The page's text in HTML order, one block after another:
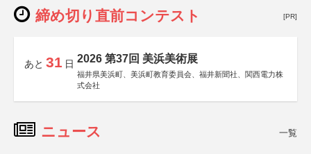
締め切り直前コンテスト [PR]
あと 31 日 2026 第37回 美浜美術展
福井県美浜町、美浜町教育委員会、福井新聞社、関西電力株
式会社
ニュース 一覧